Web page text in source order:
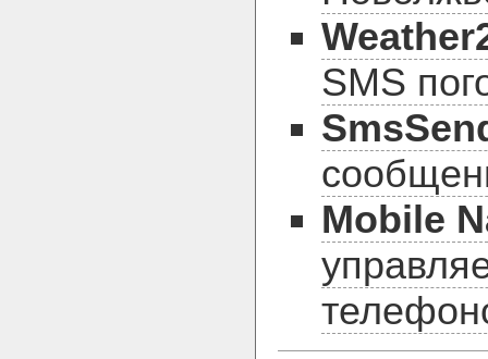
SMS
Mobile